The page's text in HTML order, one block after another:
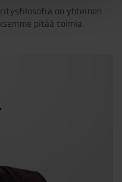
on yhteinen
pitää toimia.